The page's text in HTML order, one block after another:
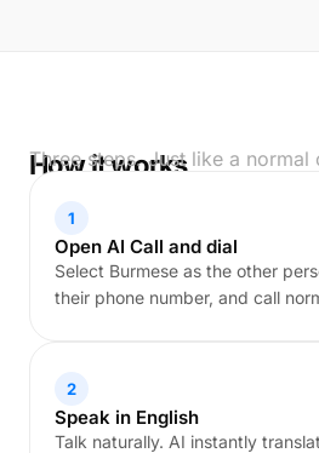
How it works
Three steps. Just like a normal
1
Open AI Call and dial
Select Burmese as the other
their phone number, and call
2
Speak in English
Talk naturally. AI instantly